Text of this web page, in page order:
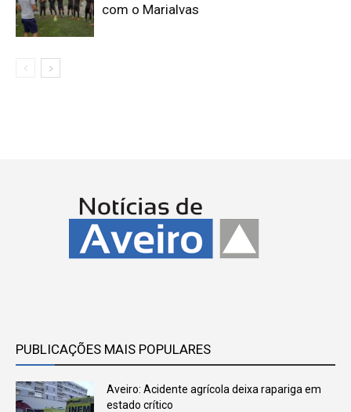
com o Marialvas
PUBLICAÇÕES MAIS POPULARES
Aveiro: Acidente agrícola deixa rapariga em
estado crítico